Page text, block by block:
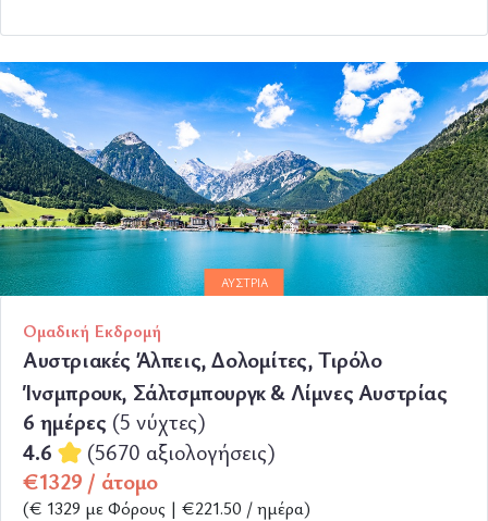
ΠΕΡΙΣΣΟΤΕΡΑ
ΑΥΣΤΡΊΑ
Ομαδική Εκδρομή
Αυστριακές Άλπεις, Δολομίτες, Τιρόλο
Ίνσμπρουκ, Σάλτσμπουργκ & Λίμνες Αυστρίας
6 ημέρες (5 νύχτες)
4.6
(5670 αξιολογήσεις)
€1329 / άτομο
(€ 1329 με Φόρους | €221.50 / ημέρα)